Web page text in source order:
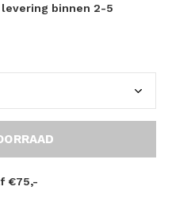
binnen 2-5
€75,-